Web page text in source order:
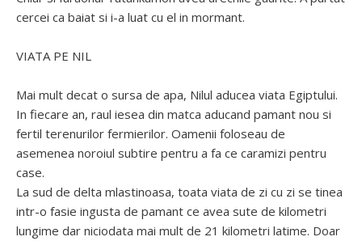
cercei ca baiat si i-a luat cu el in mormant.
VIATA PE NIL
Mai mult decat o sursa de apa, Nilul aducea viata Egiptului.
In fiecare an, raul iesea din matca aducand pamant nou si
fertil terenurilor fermierilor. Oamenii foloseau de
asemenea noroiul subtire pentru a fa ce caramizi pentru
case.
La sud de delta mlastinoasa, toata viata de zi cu zi se tinea
intr-o fasie ingusta de pamant ce avea sute de kilometri
lungime dar niciodata mai mult de 21 kilometri latime. Doar